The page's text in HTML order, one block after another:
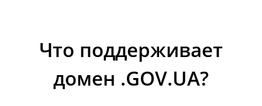
Что поддерживает
домен .GOV.UA?